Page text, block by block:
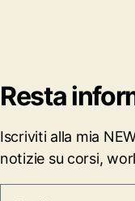
Resta
Iscriviti alla mia
notizie su corsi,